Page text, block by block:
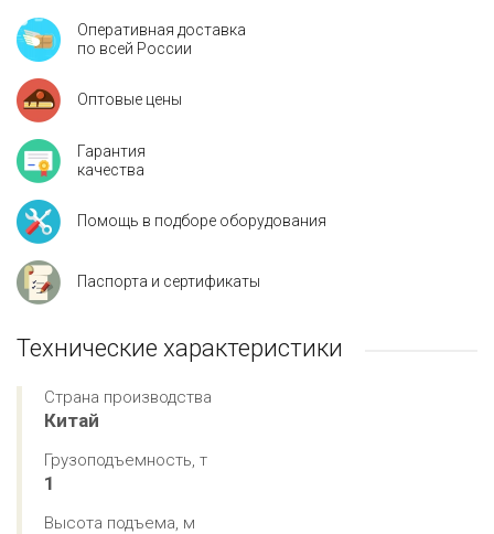
Оперативная доставка
по всей России
Оптовые цены
Гарантия
качества
Помощь в подборе оборудования
Паспорта и сертификаты
Технические характеристики
Страна производства
Китай
Грузоподъемность, т
1
Высота подъема, м